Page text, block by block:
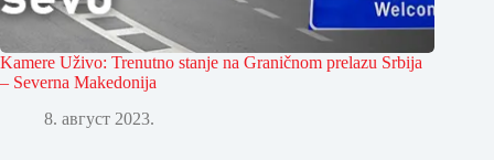
Kamere Uživo: Trenutno stanje na Graničnom prelazu Srbija
– Severna Makedonija
8. август 2023.